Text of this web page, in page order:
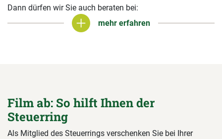
Dann dürfen wir Sie auch beraten bei:
mehr erfahren
mehr erfahren
Film ab: So hilft Ihnen der
Steuerring
Als Mitglied des Steuerrings verschenken Sie bei Ihrer